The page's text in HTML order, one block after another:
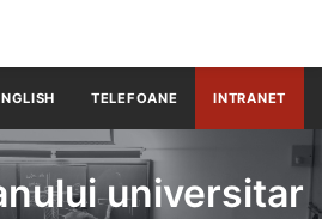
TELEFOANE INTRANET
universitar